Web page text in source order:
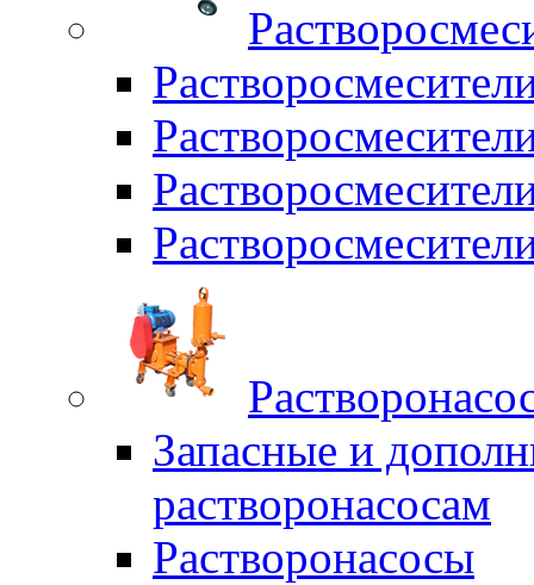
Запасные и
растворонасосам
Растворонасосы